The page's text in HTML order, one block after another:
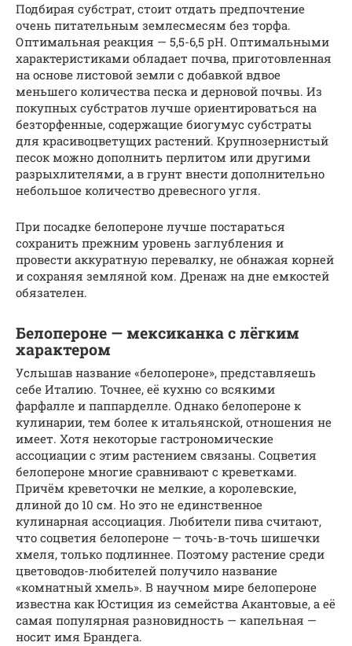
Подбирая субстрат, стоит отдать предпочтение
очень питательным землесмесям без торфа.
Оптимальная реакция — 5,5-6,5 рН. Оптимальными
характеристиками обладает почва, приготовленная
на основе листовой земли с добавкой вдвое
меньшего количества песка и дерновой почвы. Из
покупных субстратов лучше ориентироваться на
безторфенные, содержащие биогумус субстраты
для красивоцветущих растений. Крупнозернистый
песок можно дополнить перлитом или другими
разрыхлителями, а в грунт внести дополнительно
небольшое количество древесного угля.
При посадке белопероне лучше постараться
сохранить прежним уровень заглубления и
провести аккуратную перевалку, не обнажая корней
и сохраняя земляной ком. Дренаж на дне емкостей
обязателен.
Белопероне — мексиканка с лёгким
характером
Услышав название «белопероне», представляешь
себе Италию. Точнее, её кухню со всякими
фарфалле и паппарделле. Однако белопероне к
кулинарии, тем более к итальянской, отношения не
имеет. Хотя некоторые гастрономические
ассоциации с этим растением связаны. Соцветия
белопероне многие сравнивают с креветками.
Причём креветочки не мелкие, а королевские,
длиной до 10 см. Но это не единственное
кулинарная ассоциация. Любители пива считают,
что соцветия белопероне — точь-в-точь шишечки
хмеля, только подлиннее. Поэтому растение среди
цветоводов-любителей получило название
«комнатный хмель». В научном мире белопероне
известна как Юстиция из семейства Акантовые, а её
самая популярная разновидность — капельная —
носит имя Брандега.